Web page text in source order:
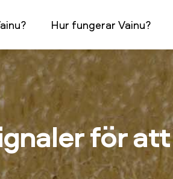
Hur fungerar Vainu?
för